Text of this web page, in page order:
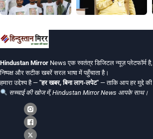
Hindustan Mirror News एक स्वतंत्र डिजिटल न्यूज़ प्लेटफॉर्म
निष्पक्ष और सटीक खबरें सरल भाषा में पहुँचाता है।
हमारा उद्देश्य है — "हर खबर, बिना लाग-लपेट" — ताकि आप हर मुद्दे
सच्चाई की खोज में, Hindustan Mirror News आपके साथ।